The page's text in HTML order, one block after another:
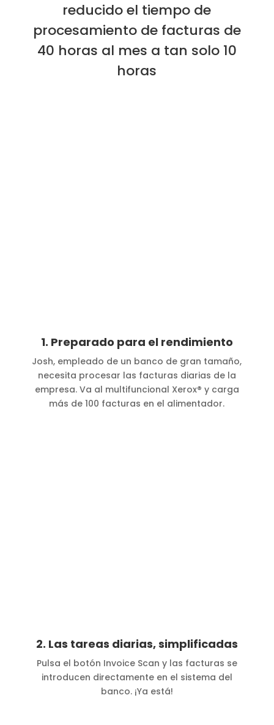
reducido el tiempo de
procesamiento de facturas de
40 horas al mes a tan solo 10
horas
1. Preparado para el rendimiento
Josh, empleado de un banco de gran tamaño,
necesita procesar las facturas diarias de la
empresa. Va al multifuncional Xerox® y carga
más de 100 facturas en el alimentador.
2. Las tareas diarias, simplificadas
Pulsa el botón Invoice Scan y las facturas se
introducen directamente en el sistema del
banco. ¡Ya está!